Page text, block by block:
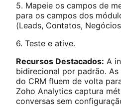
5. Mapeie os campos de
para os campos dos
(Leads, Contatos,
6. Teste e ative.
Recursos Destacados: A
bidirecional por padrão.
do CRM fluem de volta
Zoho Analytics captura
conversas sem